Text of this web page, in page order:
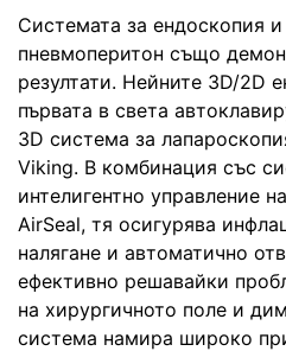
Системата за ендоскопия и
пневмоперитон също
резултати. Нейните 3D/2D
първата в света
3D система за
Viking. В комбинация със
интелигентно управление
AirSeal, тя осигурява
налягане и автоматично
ефективно решавайки
на хирургичното поле и
система намира широко